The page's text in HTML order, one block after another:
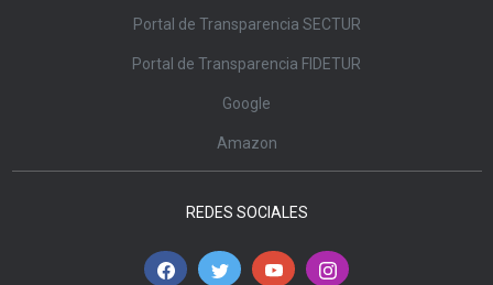
Portal de Transparencia SECTUR
Portal de Transparencia FIDETUR
Google
Amazon
REDES SOCIALES